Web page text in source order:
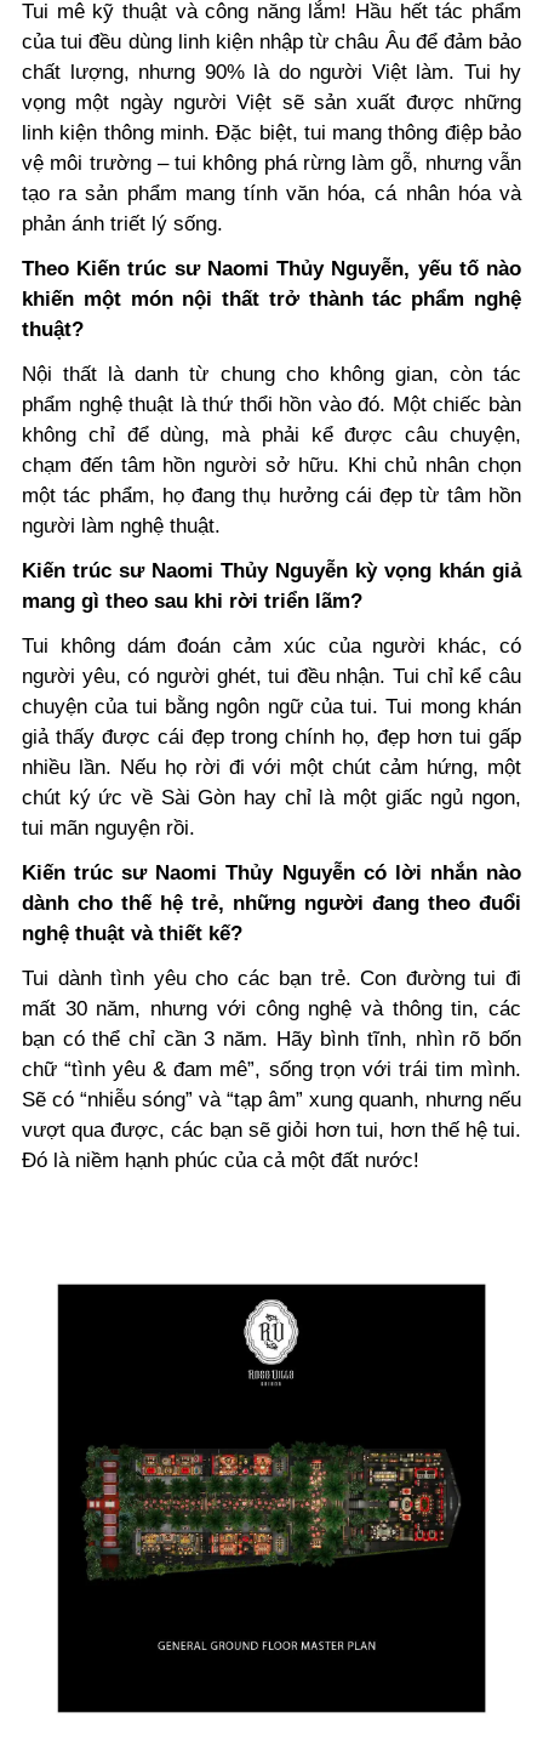
Tui mê kỹ thuật và công năng lắm! Hầu hết tác phẩm
của tui đều dùng linh kiện nhập từ châu Âu để đảm bảo
chất lượng, nhưng 90% là do người Việt làm. Tui hy
vọng một ngày người Việt sẽ sản xuất được những
linh kiện thông minh. Đặc biệt, tui mang thông điệp bảo
vệ môi trường – tui không phá rừng làm gỗ, nhưng vẫn
tạo ra sản phẩm mang tính văn hóa, cá nhân hóa và
phản ánh triết lý sống.
Theo Kiến trúc sư Naomi Thủy Nguyễn, yếu tố nào
khiến một món nội thất trở thành tác phẩm nghệ
thuật?
Nội thất là danh từ chung cho không gian, còn tác
phẩm nghệ thuật là thứ thổi hồn vào đó. Một chiếc bàn
không chỉ để dùng, mà phải kể được câu chuyện,
chạm đến tâm hồn người sở hữu. Khi chủ nhân chọn
một tác phẩm, họ đang thụ hưởng cái đẹp từ tâm hồn
người làm nghệ thuật.
Kiến trúc sư Naomi Thủy Nguyễn kỳ vọng khán giả
mang gì theo sau khi rời triển lãm?
Tui không dám đoán cảm xúc của người khác, có
người yêu, có người ghét, tui đều nhận. Tui chỉ kể câu
chuyện của tui bằng ngôn ngữ của tui. Tui mong khán
giả thấy được cái đẹp trong chính họ, đẹp hơn tui gấp
nhiều lần. Nếu họ rời đi với một chút cảm hứng, một
chút ký ức về Sài Gòn hay chỉ là một giấc ngủ ngon,
tui mãn nguyện rồi.
Kiến trúc sư Naomi Thủy Nguyễn có lời nhắn nào
dành cho thế hệ trẻ, những người đang theo đuổi
nghệ thuật và thiết kế?
Tui dành tình yêu cho các bạn trẻ. Con đường tui đi
mất 30 năm, nhưng với công nghệ và thông tin, các
bạn có thể chỉ cần 3 năm. Hãy bình tĩnh, nhìn rõ bốn
chữ “tình yêu & đam mê”, sống trọn với trái tim mình.
Sẽ có “nhiễu sóng” và “tạp âm” xung quanh, nhưng nếu
vượt qua được, các bạn sẽ giỏi hơn tui, hơn thế hệ tui.
Đó là niềm hạnh phúc của cả một đất nước!